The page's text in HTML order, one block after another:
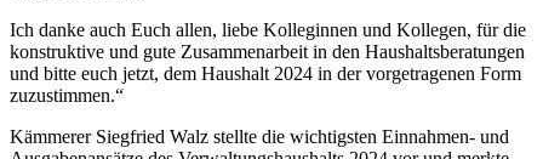
Ich danke auch Euch allen, liebe Kolleginnen und Kollegen, für die
konstruktive und gute Zusammenarbeit in den Haushaltsberatungen
und bitte euch jetzt, dem Haushalt 2024 in der vorgetragenen Form
zuzustimmen.“
Kämmerer Siegfried Walz stellte die wichtigsten Einnahmen- und